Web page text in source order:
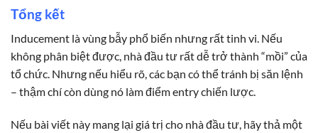
Tổng kết
Inducement là vùng bẫy phổ biến nhưng rất tinh vi. Nếu
không phân biệt được, nhà đầu tư rất dễ trở thành “mồi” của
tổ chức. Nhưng nếu hiểu rõ, các bạn có thể tránh bị săn lệnh
– thậm chí còn dùng nó làm điểm entry chiến lược.
Nếu bài viết này mang lại giá trị cho nhà đầu tư, hãy thả một